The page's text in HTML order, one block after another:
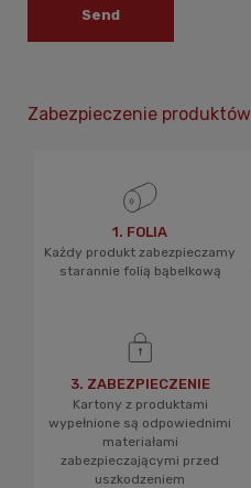
Send
Zabezpieczenie produktów
1. FOLIA
Każdy produkt zabezpieczamy
starannie folią bąbelkową
3. ZABEZPIECZENIE
Kartony z produktami
wypełnione są odpowiednimi
materiałami
zabezpieczającymi przed
uszkodzeniem